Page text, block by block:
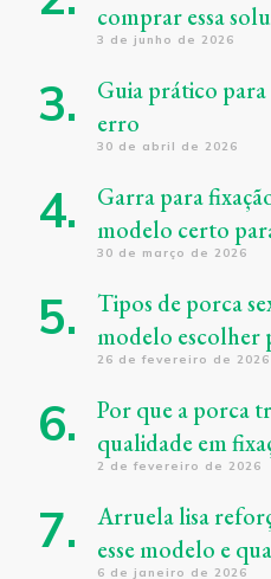
comprar essa
3 de junho de 2026
Guia prático
erro
30 de abril de 2026
Garra para
modelo certo
30 de março de 2026
Tipos de porca
modelo escolher
26 de fevereiro de 2026
Por que a porca
qualidade em
2 de fevereiro de 2026
Arruela lisa
esse modelo e
6 de janeiro de 2026